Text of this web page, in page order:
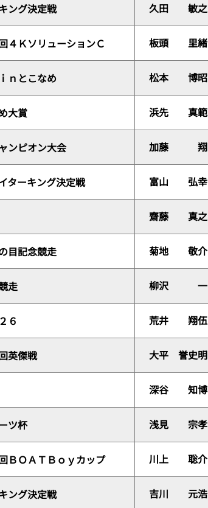
ング決定戦 久田 敏之
４ＫソリューションＣ 板頭 里緒
ｎとこなめ 松本 博昭
大賞 浜先 真範
ンピオン大会 加藤 翔
ターキング決定戦 富山 弘幸
齋藤 真之
目記念競走 菊地 敬介
走 柳沢 一
６ 荒井 翔伍
英傑戦 大平 誉史明
深谷 知博
ツ杯 浅見 宗孝
ＢＯＡＴＢｏｙカップ 川上 聡介
ング決定戦 吉川 元浩